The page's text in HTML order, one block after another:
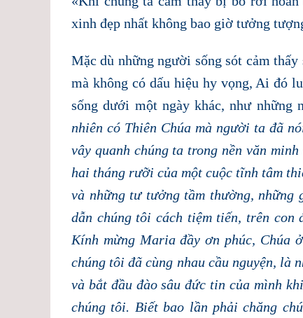
xinh đẹp nhất không bao giờ tưởng
Mặc dù những người sống sót cảm
mà không có dấu hiệu hy vọng, Ai đó
sống dưới một ngày khác, như những
nhiên có Thiên Chúa mà người ta đã
vây quanh chúng ta trong nền văn minh
hai tháng rưỡi của một cuộc tĩnh tâm
và những tư tưởng tầm thường,
dẫn chúng tôi cách tiệm tiến, trên con
Kính mừng Maria đầy ơn phúc, Chúa
chúng tôi đã cùng nhau cầu nguyện, là
và bắt đầu đào sâu đức tin của mình
chúng tôi. Biết bao lần phải chăng